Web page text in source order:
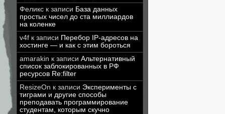
Феликс к записи База данных
простых чисел до ста миллиардов
на коленке
v4f к записи Перебор IP-адресов на
хостинге — и как с этим бороться
amarakin к записи Альтернативный
список заблокированных в РФ
ресурсов Re:filter
ResizeOn к записи Эксперименты с
тиграми и другие способы
преподавать программирование
студентам, которым скучно